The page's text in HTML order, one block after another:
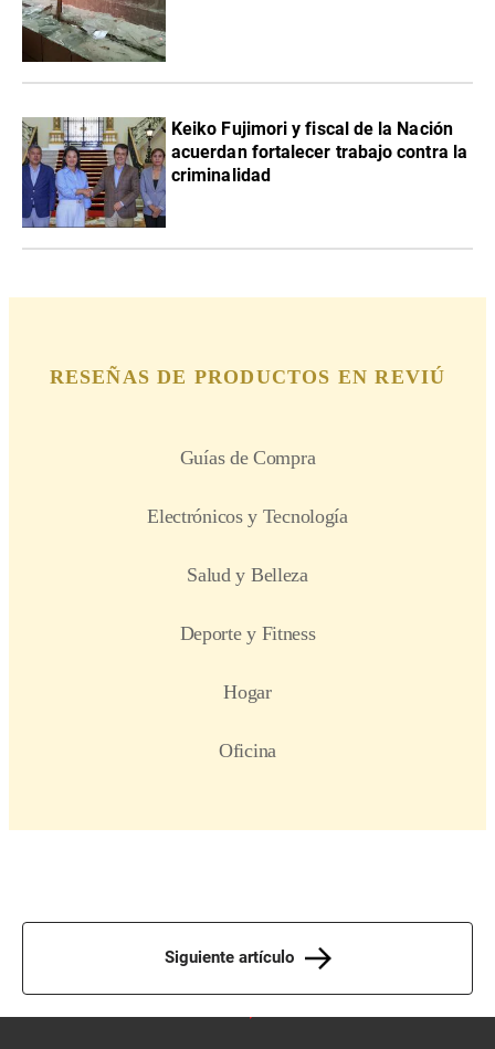
Keiko Fujimori y fiscal de la Nación
acuerdan fortalecer trabajo contra la
criminalidad
Siguiente artículo